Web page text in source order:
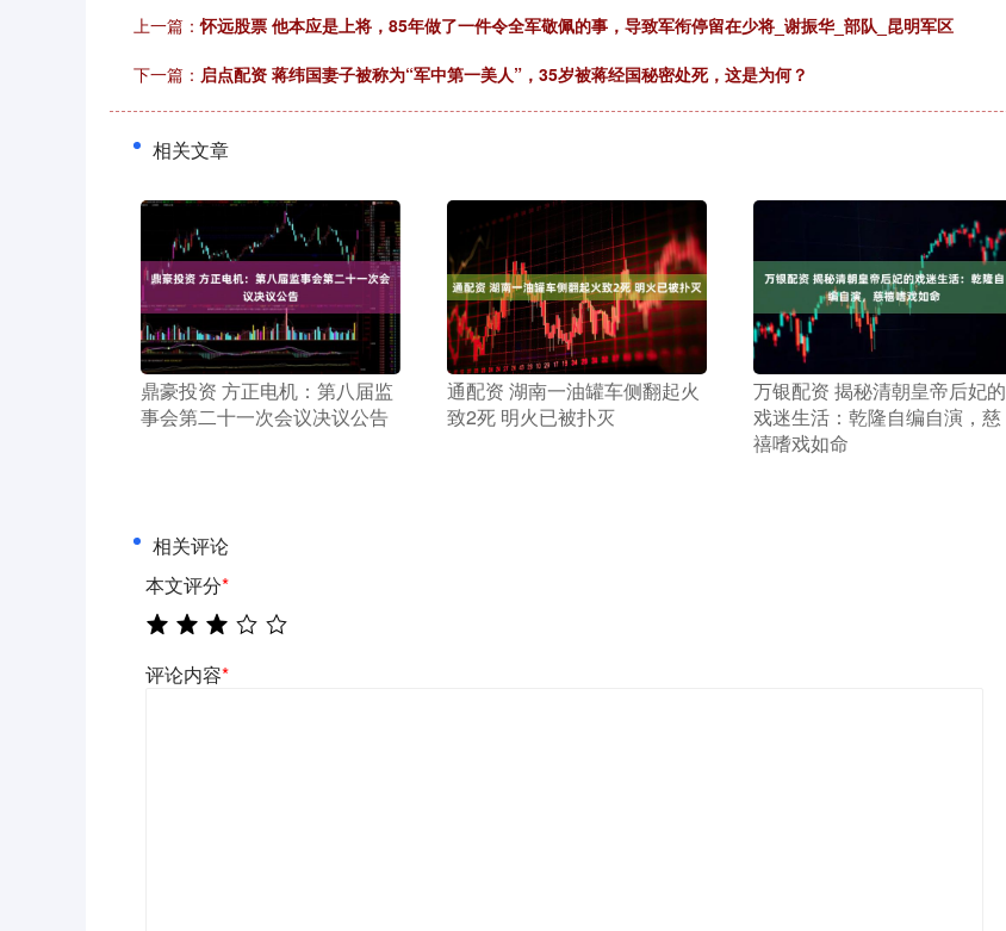
上一篇：怀远股票 他本应是上将，85年做了一件令全军敬佩的事，导致军衔停留在少将_谢振华_部队_昆明军区
下一篇： 启点配资 蒋纬国妻子被称为“军中第一美人”，35岁被蒋经国秘密处死，这是为何？
相关文章
​鼎豪投资 方正电机：第八届监
事会第二十一次会议决议公告
​通配资 湖南一油罐车侧翻起火
致2死 明火已被扑灭
​万银配资 揭秘清朝皇帝后妃的
戏迷生活：乾隆自编自演，慈
禧嗜戏如命
相关评论
本文评分*
评论内容*